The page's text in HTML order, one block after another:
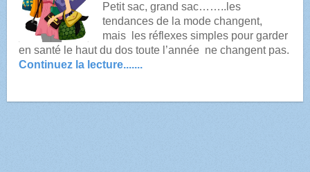
Petit sac, grand sac…….. les
tendances de la mode changent,
mais
les réflexes simples pour garder
en santé le haut du dos toute l’année ne changent pas.
Continuez la lecture.......